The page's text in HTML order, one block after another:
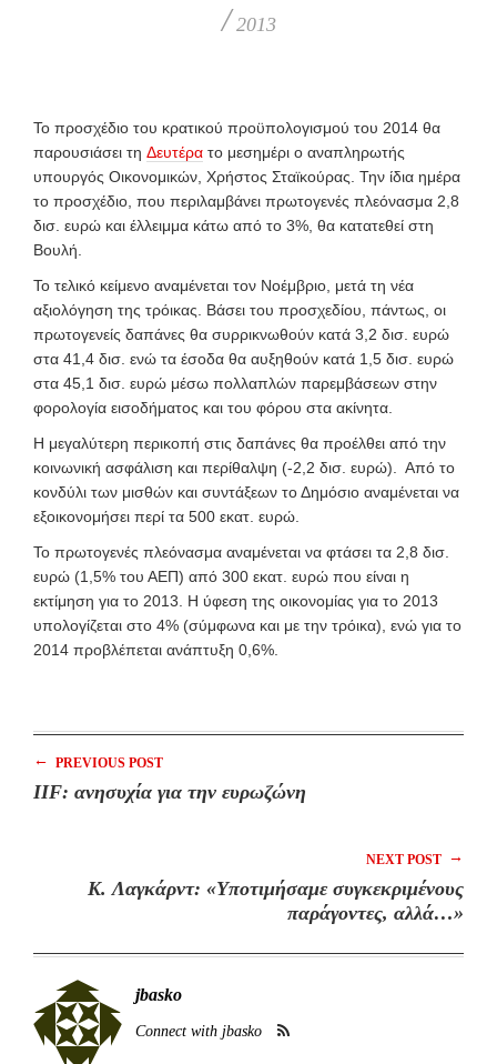
/ 2013
Το προσχέδιο του κρατικού προϋπολογισμού του 2014 θα
παρουσιάσει τη Δευτέρα το μεσημέρι ο αναπληρωτής
υπουργός Οικονομικών, Χρήστος Σταϊκούρας. Την ίδια ημέρα
το προσχέδιο, που περιλαμβάνει πρωτογενές πλεόνασμα 2,8
δισ. ευρώ και έλλειμμα κάτω από το 3%, θα κατατεθεί στη
Βουλή.
Το τελικό κείμενο αναμένεται τον Νοέμβριο, μετά τη νέα
αξιολόγηση της τρόικας. Βάσει του προσχεδίου, πάντως, οι
πρωτογενείς δαπάνες θα συρρικνωθούν κατά 3,2 δισ. ευρώ
στα 41,4 δισ. ενώ τα έσοδα θα αυξηθούν κατά 1,5 δισ. ευρώ
στα 45,1 δισ. ευρώ μέσω πολλαπλών παρεμβάσεων στην
φορολογία εισοδήματος και του φόρου στα ακίνητα.
Η μεγαλύτερη περικοπή στις δαπάνες θα προέλθει από την
κοινωνική ασφάλιση και περίθαλψη (-2,2 δισ. ευρώ). Από το
κονδύλι των μισθών και συντάξεων το Δημόσιο αναμένεται να
εξοικονομήσει περί τα 500 εκατ. ευρώ.
Το πρωτογενές πλεόνασμα αναμένεται να φτάσει τα 2,8 δισ.
ευρώ (1,5% του ΑΕΠ) από 300 εκατ. ευρώ που είναι η
εκτίμηση για το 2013. Η ύφεση της οικονομίας για το 2013
υπολογίζεται στο 4% (σύμφωνα και με την τρόικα), ενώ για το
2014 προβλέπεται ανάπτυξη 0,6%.
← PREVIOUS POST
IIF: ανησυχία για την ευρωζώνη
NEXT POST →
Κ. Λαγκάρντ: «Υποτιμήσαμε συγκεκριμένους
παράγοντες, αλλά…»
jbasko
Connect with jbasko